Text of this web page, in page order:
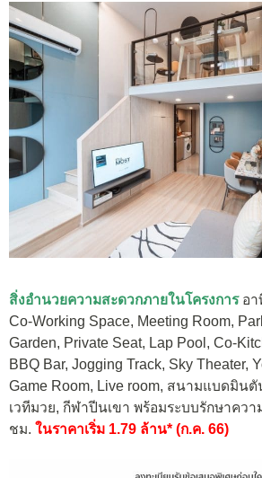
สิ่งอำนวยความสะดวกภายในโครงการอา
Co-Working Space, Meeting Room,
Garden, Private Seat, Lap Pool, Co-
BBQ Bar, Jogging Track, Sky Theater,
Game Room, Live room, สนามแบดมินตั
เวทีมวย, กีฬาปีนเขา พร้อมระบบรักษาคว
ชม. ในราคาเริ่ม 1.79 ล้าน* (ก.ค. 66)